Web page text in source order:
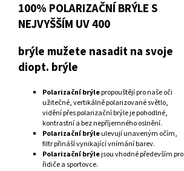
100% POLARIZAČNÍ BRÝLE S
NEJVYŠŠÍM UV 400
brýle mužete nasadit na svoje
diopt. brýle
Polarizační brýlepropouštějí pro naše oči
užitečné, vertikálně polarizované světlo,
vidění přes polarizační brýle je pohodlné,
kontrastní a bez nepříjemného oslnění.
Polarizační brýleulevují unaveným očím,
filtr přináší vynikající vnímání barev.
Polarizační brýlejsou vhodné především pro
řidiče a sportovce.